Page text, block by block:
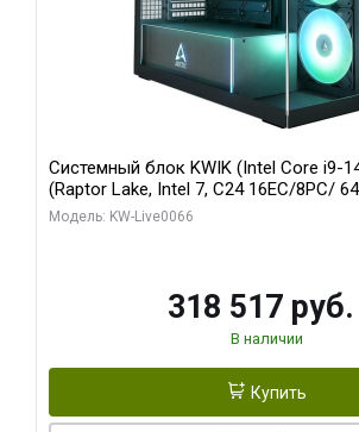
Системный блок KWIK (Intel Core i9-
(Raptor Lake, Intel 7, C24 16EC/8PC/
модуля)/ Gigabyte RTX5080 XTREME
Модель: KW-Live0066
318 517 руб.
В наличии
Купить